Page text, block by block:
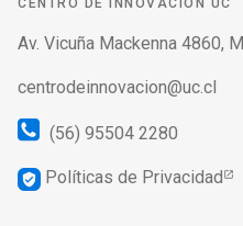
CENTRO DE INNOVACIÓN UC
Av. Vicuña Mackenna 4860,
centrodeinnovacion@uc.cl
(56) 95504 2280
verified_user Políticas de Privacidad